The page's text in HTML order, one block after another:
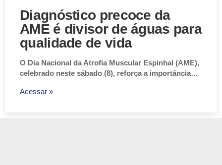
Diagnóstico precoce da
AME é divisor de águas para
qualidade de vida
O Dia Nacional da Atrofia Muscular Espinhal (AME),
celebrado neste sábado (8), reforça a importância…
Acessar »